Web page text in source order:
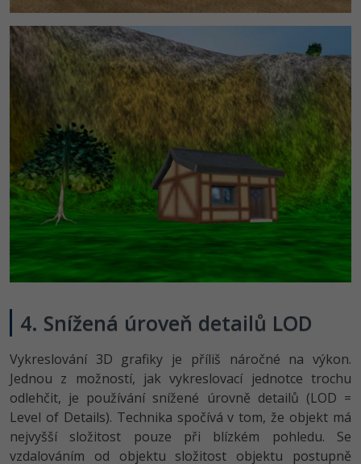
4. Snížená úroveň detailů LOD
Vykreslování 3D grafiky je příliš náročné na výkon.
Jednou z možností, jak vykreslovací jednotce trochu
odlehčit, je používání snížené úrovně detailů (LOD =
Level of Details). Technika spočívá v tom, že objekt má
nejvyšší složitost pouze při blízkém pohledu. Se
vzdalováním od objektu složitost objektu postupně